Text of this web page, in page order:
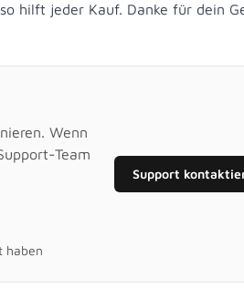
hilft jeder Kauf. Danke für dein
Wenn
Team
haben
Support